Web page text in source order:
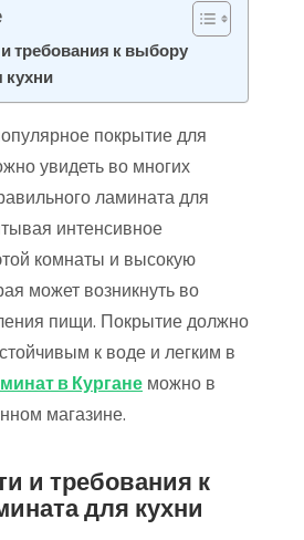
требования к выбору
кухни
покрытие для
увидеть во многих
ламината для
интенсивное
комнаты и высокую
может возникнуть во
пищи. Покрытие должно
к воде и легким в
в Кургане можно в
магазине.
и требования к
для кухни